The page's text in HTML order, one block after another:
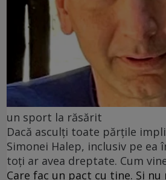
un sport la răsărit
Dacă asculți toate părțile
Simonei Halep, inclusiv pe ea
toți ar avea dreptate. Cum
Care fac un pact cu tine. Și